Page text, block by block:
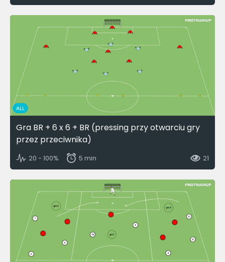
ALL
Gra BR + 6 x 6 + BR (pressing przy otwarciu gry
przez przeciwnika)
20 - 100% 5 min 21